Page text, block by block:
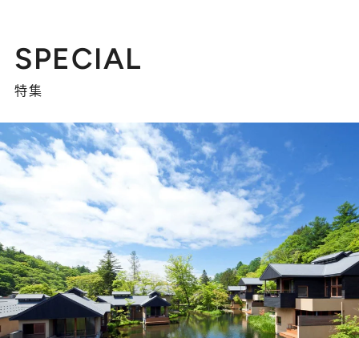
SPECIAL
特集